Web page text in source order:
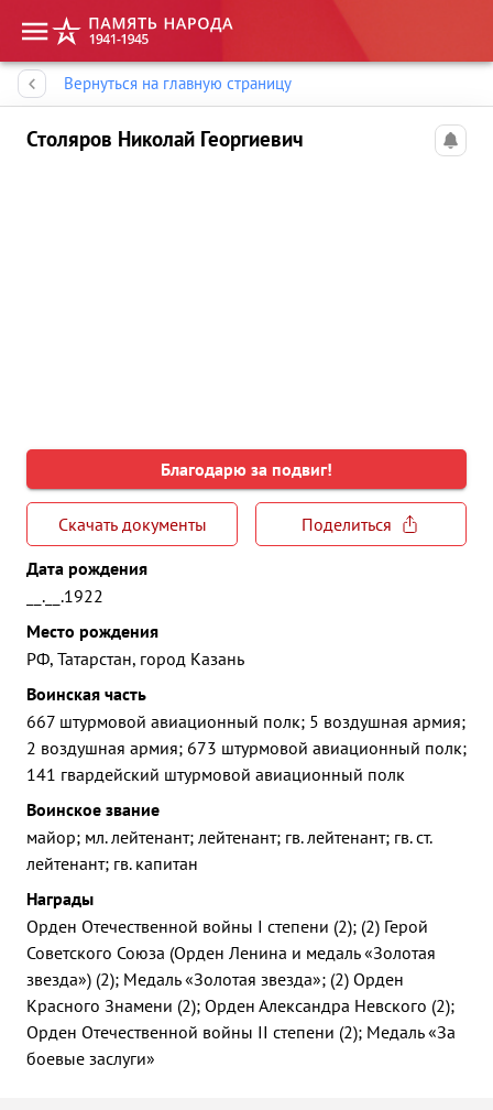
Вернуться на главную страницу
Столяров Николай Георгиевич
Благодарю за подвиг!
Скачать документы
Поделиться
Дата рождения
__.__.1922
Место рождения
РФ, Татарстан, город Казань
Воинская часть
667 штурмовой авиационный полк; 5 воздушная армия;
2 воздушная армия; 673 штурмовой авиационный полк;
141 гвардейский штурмовой авиационный полк
Воинское звание
майор; мл. лейтенант; лейтенант; гв. лейтенант; гв. ст.
лейтенант; гв. капитан
Награды
Орден Отечественной войны I степени (2); (2) Герой
Советского Союза (Орден Ленина и медаль «Золотая
звезда») (2); Медаль «Золотая звезда»; (2) Орден
Красного Знамени (2); Орден Александра Невского (2);
Орден Отечественной войны II степени (2); Медаль «За
боевые заслуги»
Память народа